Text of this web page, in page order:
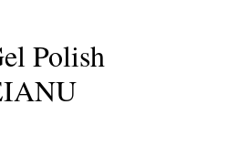
Polish